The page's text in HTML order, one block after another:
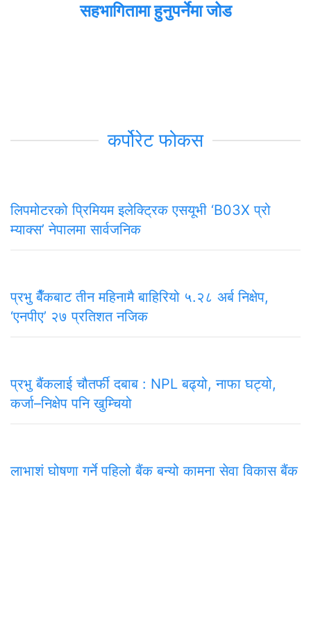
सहभागितामा हुनुपर्नेमा जोड
कर्पोरेट फोकस
लिपमोटरको प्रिमियम इलेक्ट्रिक एसयूभी ‘B03X प्रो
म्याक्स’ नेपालमा सार्वजनिक
प्रभु बैँकबाट तीन महिनामै बाहिरियो ५.२८ अर्ब निक्षेप,
‘एनपीए’ २७ प्रतिशत नजिक
प्रभु बैंकलाई चौतर्फी दबाब : NPL बढ्यो, नाफा घट्यो,
कर्जा–निक्षेप पनि खुम्चियो
लाभाशं घोषणा गर्ने पहिलो बैंक बन्यो कामना सेवा विकास बैंक